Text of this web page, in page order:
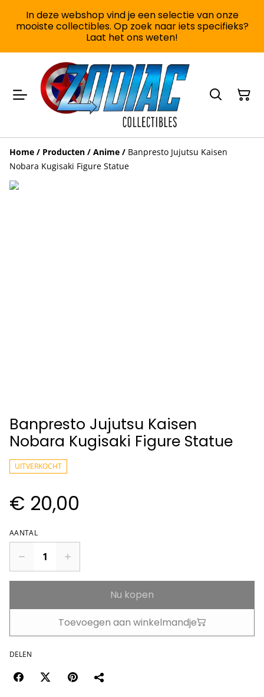
In deze webshop vind je een selectie van onze
mooiste collectibles. Op zoek naar iets specifieks?
Laat het ons weten!
Home / Producten / Anime / Banpresto Jujutsu Kaisen
Nobara Kugisaki Figure Statue
Banpresto Jujutsu Kaisen
Nobara Kugisaki Figure Statue
UITVERKOCHT
€ 20,00
AANTAL
Nu kopen
Toevoegen aan winkelmandje
DELEN